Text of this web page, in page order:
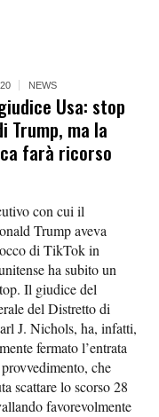
NEWS
Usa: stop
Trump, ma la
farà ricorso
con cui il
Trump aveva
di TikTok in
ha subito un
Il giudice del
del Distretto di
J. Nichols, ha, infatti,
fermato l’entrata
che
scattare lo scorso 28
favorevolmente